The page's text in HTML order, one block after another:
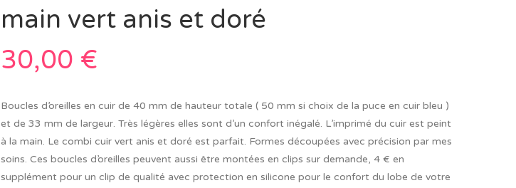
main vert anis et doré
30,00 €
Boucles d’oreilles en cuir de 40 mm de hauteur totale ( 50 mm si choix de la puce en cuir bleu )
et de 33 mm de largeur. Très légères elles sont d’un confort inégalé. L’imprimé du cuir est peint
à la main. Le combi cuir vert anis et doré est parfait. Formes découpées avec précision par mes
soins. Ces boucles d’oreilles peuvent aussi être montées en clips sur demande, 4 € en
supplément pour un clip de qualité avec protection en silicone pour le confort du lobe de votre